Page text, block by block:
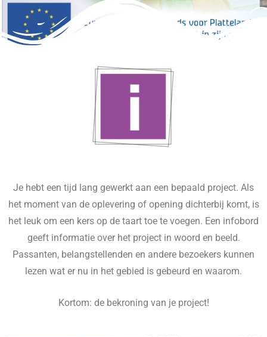
Je hebt een tijd lang gewerkt aan een bepaald project. Als
het moment van de oplevering of opening dichterbij komt, is
het leuk om een kers op de taart toe te voegen. Een infobord
geeft informatie over het project in woord en beeld.
Passanten, belangstellenden en andere bezoekers kunnen
lezen wat er nu in het gebied is gebeurd en waarom.
Kortom: de bekroning van je project!